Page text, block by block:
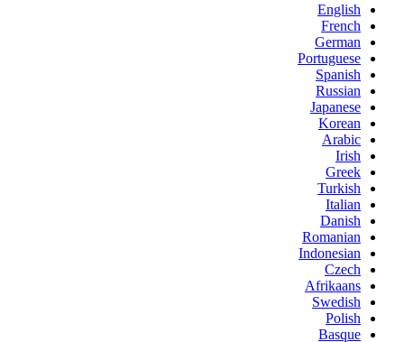
English
French
German
Portuguese
Spanish
Russian
Japanese
Korean
Arabic
Irish
Greek
Turkish
Italian
Danish
Romanian
Indonesian
Czech
Afrikaans
Swedish
Polish
Basque